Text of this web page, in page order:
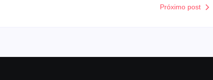
Próximo post